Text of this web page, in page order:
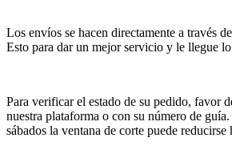
Los envíos se hacen directamente a través
Esto para dar un mejor servicio y le llegue
Para verificar el estado de su pedido, favor
nuestra plataforma o con su número de
sábados la ventana de corte puede reducirse